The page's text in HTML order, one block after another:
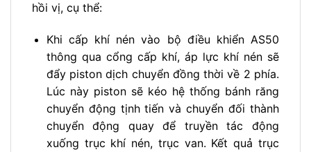
hồi vị, cụ thể:
Khi cấp khí nén vào bộ điều khiển AS50
thông qua cổng cấp khí, áp lực khí nén sẽ
đẩy piston dịch chuyển đồng thời về 2 phía.
Lúc này piston sẽ kéo hệ thống bánh răng
chuyển động tịnh tiến và chuyển đối thành
chuyển động quay để truyền tác động
xuống trục khí nén, trục van. Kết quả trục